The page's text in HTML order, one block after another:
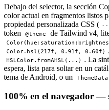
Debajo del selector, la sección
color actual en fragmentos listos
propiedad personalizada CSS ( --
token
@theme de Tailwind v4,
Color.hsl(217f, 0.91f, 0.60f)
HSLColor.fromAHSL(...)
. La
espera, lista para soltar en un
tema de Android, o un
ThemeData
100% en el navegador —